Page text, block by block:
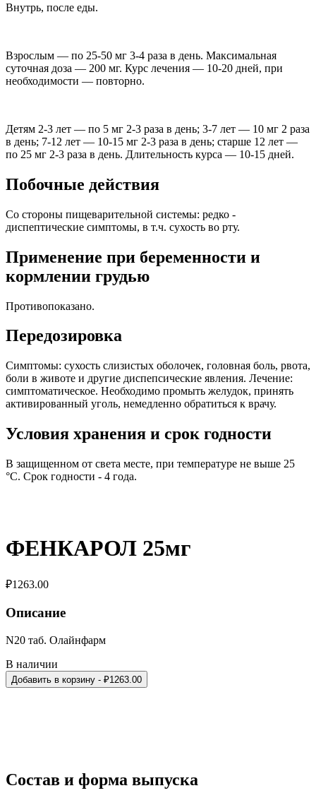
Внутрь, после еды.
Взрослым — по 25-50 мг 3-4 раза в день. Максимальная
суточная доза — 200 мг. Курс лечения — 10-20 дней, при
необходимости — повторно.
Детям 2-3 лет — по 5 мг 2-3 раза в день; 3-7 лет — 10 мг 2 раза
в день; 7-12 лет — 10-15 мг 2-3 раза в день; старше 12 лет —
по 25 мг 2-3 раза в день. Длительность курса — 10-15 дней.
Побочные действия
Со стороны пищеварительной системы: редко -
диспептические симптомы, в т.ч. сухость во рту.
Применение при беременности и
кормлении грудью
Противопоказано.
Передозировка
Симптомы: сухость слизистых оболочек, головная боль, рвота,
боли в животе и другие диспепсические явления. Лечение:
симптоматическое. Необходимо промыть желудок, принять
активированный уголь, немедленно обратиться к врачу.
Условия хранения и срок годности
В защищенном от света месте, при температуре не выше 25
°C. Срок годности - 4 года.
ФЕНКАРОЛ 25мг
₽1263.00
Описание
N20 таб. Олайнфарм
В наличии
Добавить в корзину - ₽1263.00
Состав и форма выпуска